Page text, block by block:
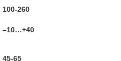
100-260
–10…+40
45-65